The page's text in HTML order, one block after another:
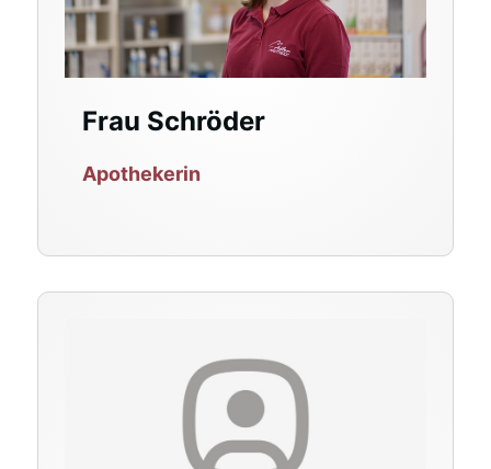
Frau Schröder
Apothekerin